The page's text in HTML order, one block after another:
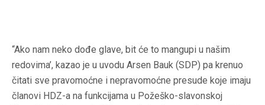
“Ako nam neko dođe glave, bit će to mangupi u našim
redovima’, kazao je u uvodu Arsen Bauk (SDP) pa krenuo
čitati sve pravomoćne i nepravomoćne presude koje imaju
članovi HDZ-a na funkcijama u Požeško-slavonskoj